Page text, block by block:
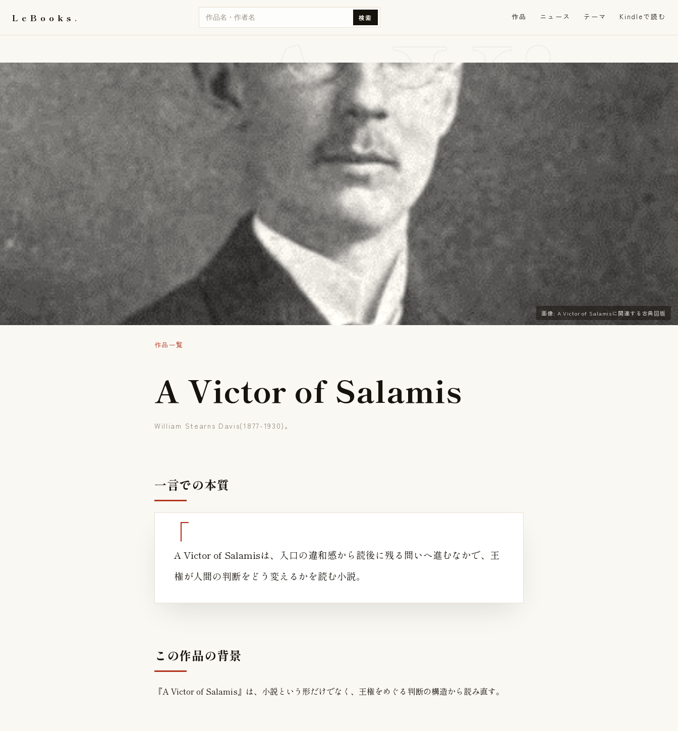
LeBooks 検索 作品 ニュース テーマ Kindleで読む
A Vi
画像: A Victor of Salamisに関連する古典図版
作品一覧
A Victor of Salamis
William Stearns Davis(1877-1930)。
一言での本質
A Victor of Salamisは、入口の違和感から読後に残る問いへ進むなかで、王
権が人間の判断をどう変えるかを読む小説。
この作品の背景
『A Victor of Salamis』は、小説という形だけでなく、王権をめぐる判断の構造から読み直す。